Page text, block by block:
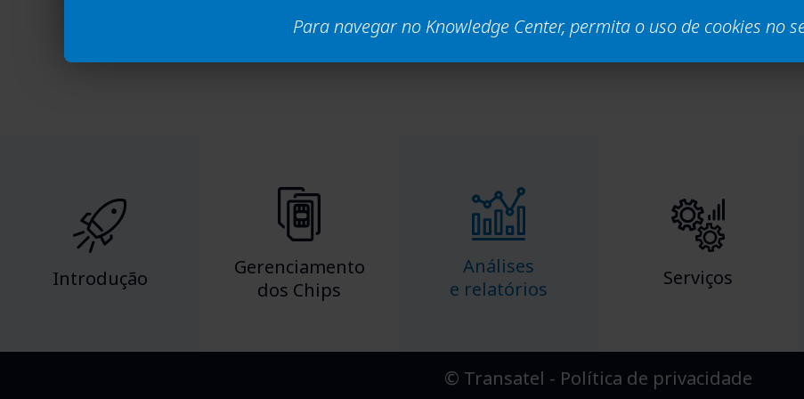
Para navegar no Knowledge Center, permita o uso de cookies no
Introdução
Gerenciamento
dos Chips
Análises
e relatórios
Serviços
© Transatel - Política de privacidade​